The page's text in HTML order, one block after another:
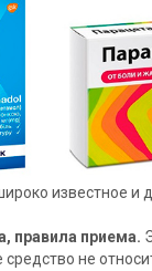
известное и
правила приема.
не